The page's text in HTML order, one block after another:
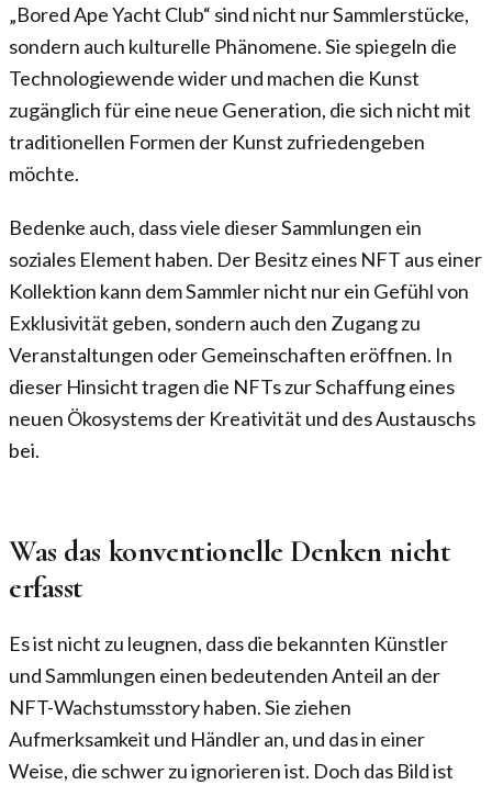
„Bored Ape Yacht Club“ sind nicht nur Sammlerstücke,
sondern auch kulturelle Phänomene. Sie spiegeln die
Technologiewende wider und machen die Kunst
zugänglich für eine neue Generation, die sich nicht mit
traditionellen Formen der Kunst zufriedengeben
möchte.
Bedenke auch, dass viele dieser Sammlungen ein
soziales Element haben. Der Besitz eines NFT aus einer
Kollektion kann dem Sammler nicht nur ein Gefühl von
Exklusivität geben, sondern auch den Zugang zu
Veranstaltungen oder Gemeinschaften eröffnen. In
dieser Hinsicht tragen die NFTs zur Schaffung eines
neuen Ökosystems der Kreativität und des Austauschs
bei.
Was das konventionelle Denken nicht
erfasst
Es ist nicht zu leugnen, dass die bekannten Künstler
und Sammlungen einen bedeutenden Anteil an der
NFT-Wachstumsstory haben. Sie ziehen
Aufmerksamkeit und Händler an, und das in einer
Weise, die schwer zu ignorieren ist. Doch das Bild ist